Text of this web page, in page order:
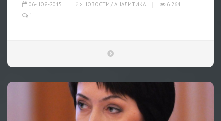
06-НОЯ-2015 НОВОСТИ / АНАЛИТИКА
6 264
1